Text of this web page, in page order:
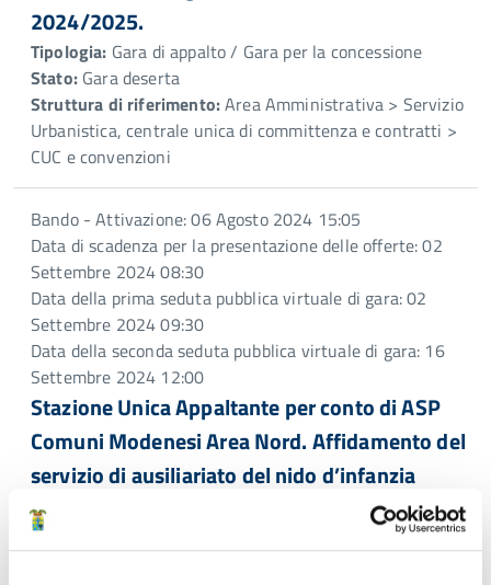
2024/2025.
Tipologia: Gara di appalto / Gara per la concessione
Stato:Gara deserta
Struttura di riferimento:Area Amministrativa > Servizio
Urbanistica, centrale unica di committenza e contratti >
CUC e convenzioni
Bando - Attivazione: 06 Agosto 2024 15:05
Data di scadenza per la presentazione delle offerte: 02
Settembre 2024 08:30
Data della prima seduta pubblica virtuale di gara: 02
Settembre 2024 09:30
Data della seconda seduta pubblica virtuale di gara: 16
Settembre 2024 12:00
Stazione Unica Appaltante per conto di ASP
Comuni Modenesi Area Nord. Affidamento del
servizio di ausiliariato del nido d’infanzia
“Arcobaleno” di Concordia sulla Secchia, del
nido “Il Grillo parlante” di Finale Emilia e del